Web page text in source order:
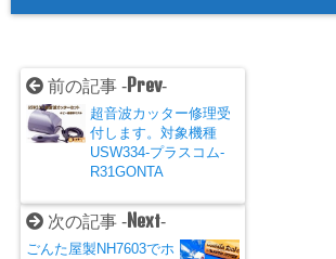
前の記事 - Prev-
超音波カッター修理受
付します。対象機種
USW334-プラスコム-
R31GONTA
次の記事 - Next-
ごんた屋製NH7603でホ